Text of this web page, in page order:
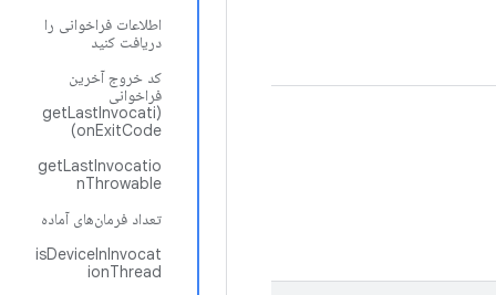
اطلاعات فراخوانی را
دریافت کنید
کد خروج آخرین
فراخوانی
(getLastInvocati
onExitCode)
getLastInvocatio
nThrowable
تعداد فرمان‌های آماده
isDeviceInInvocat
ionThread